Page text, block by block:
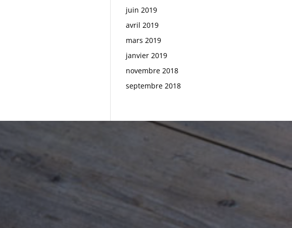
juin 2019
avril 2019
mars 2019
janvier 2019
novembre 2018
septembre 2018